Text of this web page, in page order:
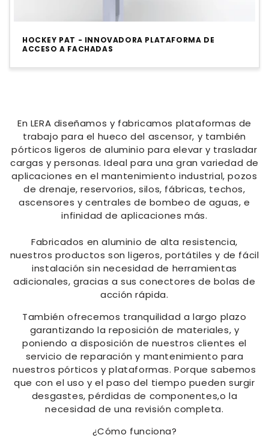
HOCKEY PAT - INNOVADORA PLATAFORMA DE
ACCESO A FACHADAS
En LERA diseñamos y fabricamos plataformas de
trabajo para el hueco del ascensor, y también
pórticos ligeros de aluminio para elevar y trasladar
cargas y personas. Ideal para una gran variedad de
aplicaciones en el mantenimiento industrial, pozos
de drenaje, reservorios, silos, fábricas, techos,
ascensores y centrales de bombeo de aguas, e
infinidad de aplicaciones más.
Fabricados en aluminio de alta resistencia,
nuestros productos son ligeros, portátiles y de fácil
instalación sin necesidad de herramientas
adicionales, gracias a sus conectores de bolas de
acción rápida.
También ofrecemos tranquilidad a largo plazo
garantizando la reposición de materiales, y
poniendo a disposición de nuestros clientes el
servicio de reparación y mantenimiento para
nuestros pórticos y plataformas. Porque sabemos
que con el uso y el paso del tiempo pueden surgir
desgastes, pérdidas de componentes,o la
necesidad de una revisión completa.
¿Cómo funciona?